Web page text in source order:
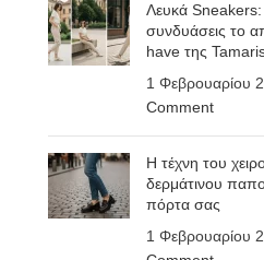
Λευκά
συνδυάσεις το
have της
1 Φεβρουαρίου
Comment
Η τέχνη του
δερμάτινου
πόρτα σας
1 Φεβρουαρίου